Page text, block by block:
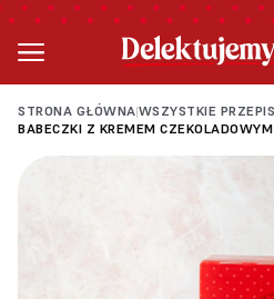
STRONA GŁÓWNA|WSZYSTKIE
BABECZKI Z KREMEM CZEKOLADOWYM